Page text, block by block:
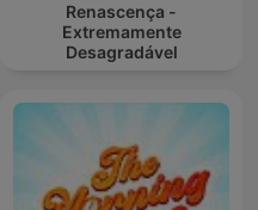
Renascença -
Extremamente
Desagradável